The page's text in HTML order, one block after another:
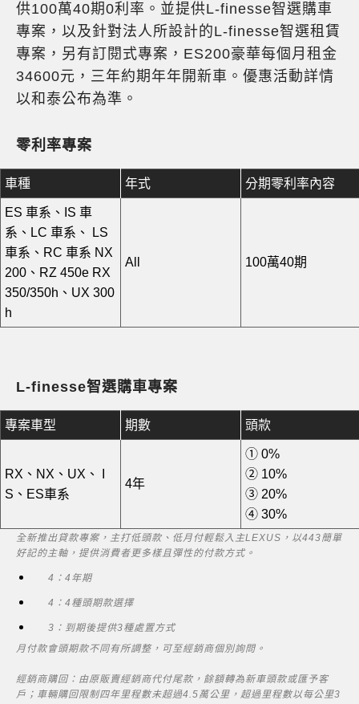
供100萬40期0利率。並提供L-finesse智選購車
專案，以及針對法人所設計的L-finesse智選租賃
專案，另有訂閱式專案，ES200豪華每個月租金
34600元，三年約期年年開新車。優惠活動詳情
以和泰公布為準。
零利率專案
車種 年式 分期零利率內容
ES 車系、IS 車
系、LC 車系、
LS
車系、RC 車系 NX
200、RZ 450e RX
350/350h、UX 300
h
All 100萬40期
L-finesse智選購車專案
專案車型 期數 頭款
RX、NX、UX、
S、ES車系
4年
① 0%
② 10%
③ 20%
④ 30%
全新推出貸款專案，主打低頭款、低月付輕鬆入主LEXUS，以443簡單
好記的主軸，提供消費者更多樣且彈性的付款方式。
4：4年期
4：4種頭期款選擇
3：到期後提供3種處置方式
月付款會頭期款不同有所調整，可至經銷商個別詢問。
經銷商購回：由原販賣經銷商代付尾款，餘額轉為新車頭款或匯予客
戶；車輛購回限制四年里程數未超過4.5萬公里，超過里程數以每公里3